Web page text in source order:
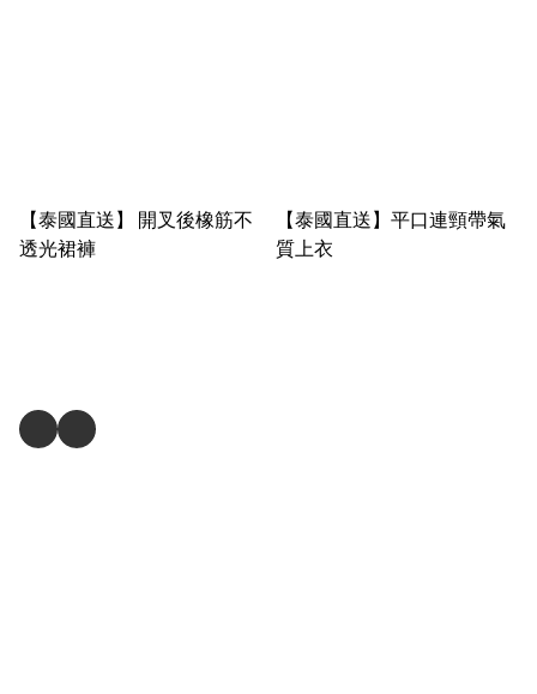
【泰國直送】 開叉後橡筋不
透光裙褲
【泰國直送】平口連頸帶氣
質上衣